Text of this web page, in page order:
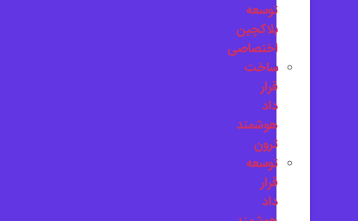
توسعه
بلاکچین
اختصاصی
ساخت
قرار
داد
هوشمند
ترون
توسعه
قرار
داد